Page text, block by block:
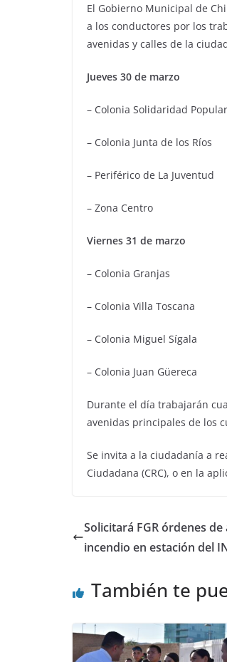
El Gobierno Municipal de
a los conductores por los
avenidas y calles de la
Jueves 30 de marzo
– Colonia Solidaridad Popular
– Colonia Junta de los Ríos
– Periférico de La Juventud
– Zona Centro
Viernes 31 de marzo
– Colonia Granjas
– Colonia Villa Toscana
– Colonia Miguel Sígala
– Colonia Juan Güereca
Durante el día trabajarán
avenidas principales de los
Se invita a la ciudadanía a
Ciudadana (CRC), o en la
Solicitará FGR órdenes
incendio en estación del
También te